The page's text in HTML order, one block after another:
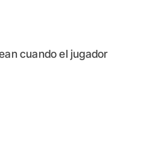
cuando el jugador